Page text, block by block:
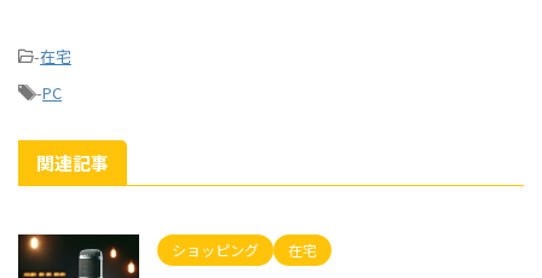
-在宅
-PC
関連記事
ショッピング 在宅